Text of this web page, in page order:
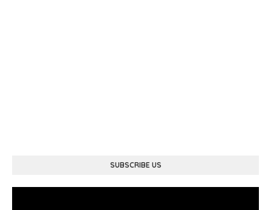
SUBSCRIBE US